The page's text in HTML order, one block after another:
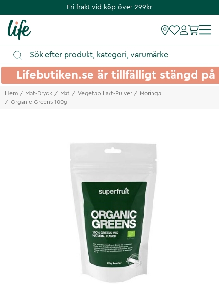
Fri frakt vid köp över 299kr
Lifebutiken.se är tillfälligt stängd
Hem Mat-Dryck Mat Vegetabiliskt-Pulver
Moringa
Organic Greens 100g